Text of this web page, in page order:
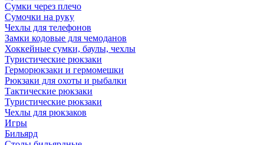
Сумки через плечо
Сумочки на руку
Чехлы для телефонов
Замки кодовые для чемоданов
Хоккейные сумки, баулы, чехлы
Туристические рюкзаки
Герморюкзаки и гермомешки
Рюкзаки для охоты и рыбалки
Тактические рюкзаки
Туристические рюкзаки
Чехлы для рюкзаков
Игры
Бильярд